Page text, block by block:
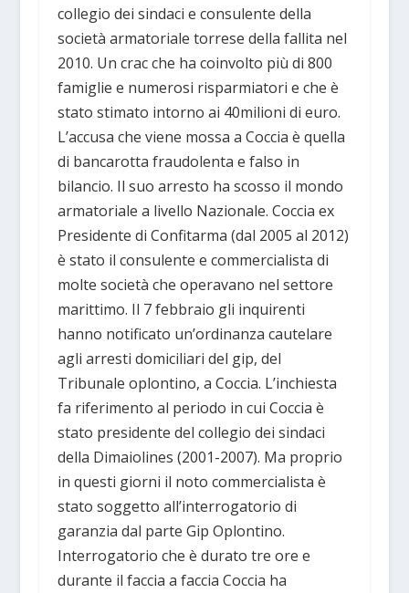
collegio dei sindaci e consulente della
società armatoriale torrese della fallita nel
2010. Un crac che ha coinvolto più di 800
famiglie e numerosi risparmiatori e che è
stato stimato intorno ai 40milioni di euro.
L’accusa che viene mossa a Coccia è quella
di bancarotta fraudolenta e falso in
bilancio. Il suo arresto ha scosso il mondo
armatoriale a livello Nazionale. Coccia ex
Presidente di Confitarma (dal 2005 al 2012)
è stato il consulente e commercialista di
molte società che operavano nel settore
marittimo. Il 7 febbraio gli inquirenti
hanno notificato un’ordinanza cautelare
agli arresti domiciliari del gip, del
Tribunale oplontino, a Coccia. L’inchiesta
fa riferimento al periodo in cui Coccia è
stato presidente del collegio dei sindaci
della Dimaiolines (2001-2007). Ma proprio
in questi giorni il noto commercialista è
stato soggetto all’interrogatorio di
garanzia dal parte Gip Oplontino.
Interrogatorio che è durato tre ore e
durante il faccia a faccia Coccia ha